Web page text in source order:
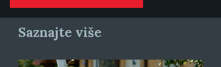
Saznajte više